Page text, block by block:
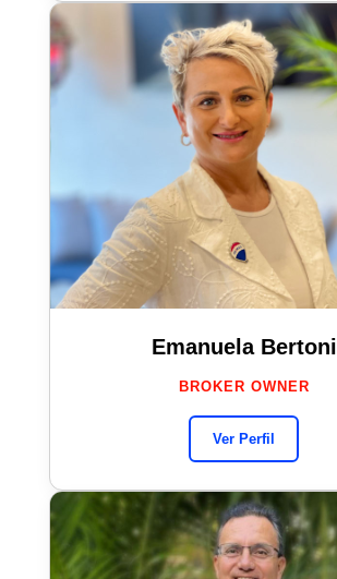
Emanuela Bertoni
BROKER OWNER
Ver Perfil